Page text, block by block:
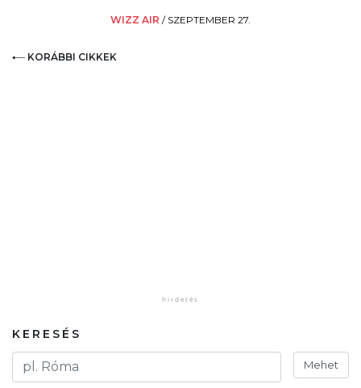
WIZZ AIR / SZEPTEMBER 27.
KORÁBBI CIKKEK
KERESÉS
Mehet